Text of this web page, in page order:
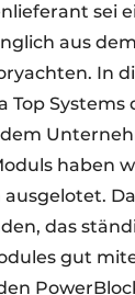
sei
aus
In
Top
haben
das
gut